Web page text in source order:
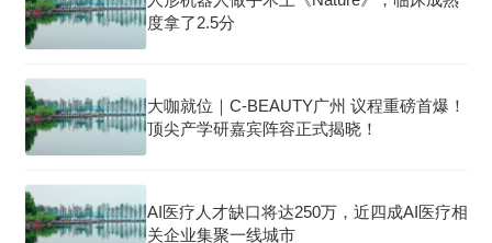
度拿了2.5分
大咖就位｜C-BEAUTY广州 议程重磅首爆！
顶尖产学研嘉宾阵容正式揭晓！
AI医疗人才缺口将达250万，近四成AI医疗相
关企业集聚一线城市